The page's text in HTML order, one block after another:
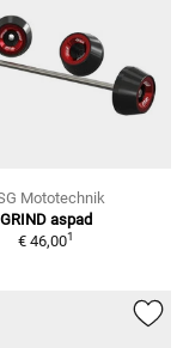
Mototechnik
GRIND aspad
€ 46,001